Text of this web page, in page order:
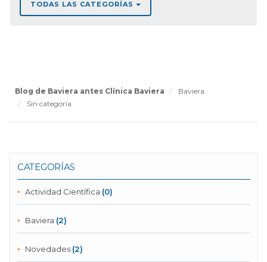
TODAS LAS CATEGORÍAS
Blog de Baviera antes Clínica Baviera
Baviera
Sin categoría
CATEGORÍAS
Actividad Científica (0)
Baviera (2)
Novedades (2)